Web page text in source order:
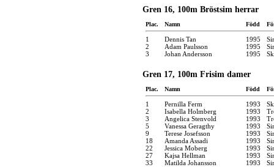
Gren 16, 100m Bröstsim herrar
Plac. Namn Född
1 Dennis Tan 1995
2
Adam Paulsson 1995
3
Johan Andersson 1995
Gren 17, 100m Frisim damer
Plac. Namn Född
1 Pernilla Ferm 1993
2
Isabella Holmberg 1993
3
Angelica Stenvold 1993
5
Vanessa Geragthy 1993
9
Terese Josefsson 1993
18
Amanda Assadi 1993
22
Jessica Moberg 1993
27
Kajsa Hellman 1993
33
Matilda Johansson 1993